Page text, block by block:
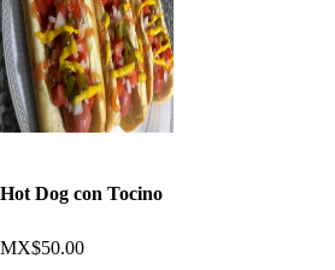
Hot Dog con Tocino
MX$50.00